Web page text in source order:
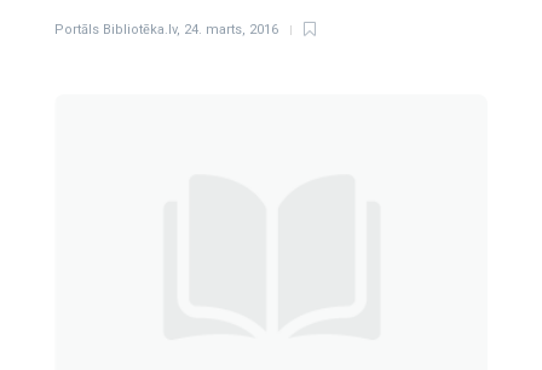
Portāls Bibliotēka.lv, 24. marts, 2016